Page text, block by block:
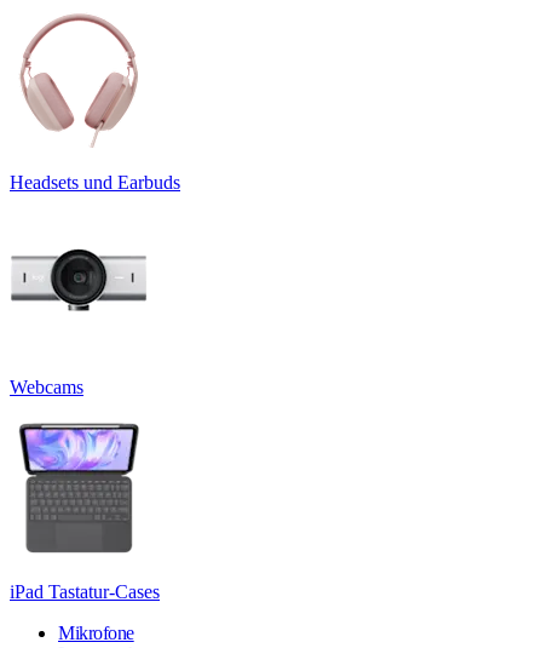
Headsets und Earbuds
Webcams
iPad Tastatur-Cases
Mikrofone